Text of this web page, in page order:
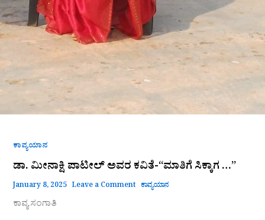
ಕಾವ್ಯಯಾನ
ಡಾ. ಮೀನಾಕ್ಷಿ ಪಾಟೀಲ್ ಅವರ ಕವಿತೆ-“ಮಾತಿಗೆ ಸಿಕ್ಕಾಗ …”
January 8, 2025 Leave a Comment ಕಾವ್ಯಯಾನ
ಕಾವ್ಯ ಸಂಗಾತಿ